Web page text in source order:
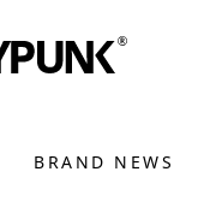
BRAND NEWS